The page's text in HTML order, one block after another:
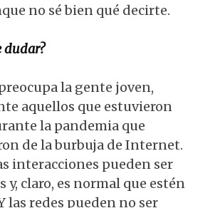
no sé bien qué decirte.
dudar?
la gente joven,
aquellos que estuvieron
la pandemia que
de la burbuja de Internet.
interacciones pueden ser
y, claro, es normal que estén
las redes pueden no ser